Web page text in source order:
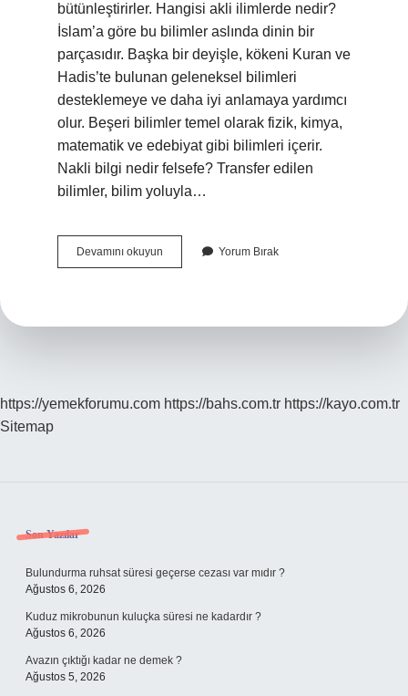
bütünleştirirler. Hangisi akli ilimlerde nedir?
İslam’a göre bu bilimler aslında dinin bir
parçasıdır. Başka bir deyişle, kökeni Kuran ve
Hadis’te bulunan geleneksel bilimleri
desteklemeye ve daha iyi anlamaya yardımcı
olur. Beşeri bilimler temel olarak fizik, kimya,
matematik ve edebiyat gibi bilimleri içerir.
Nakli bilgi nedir felsefe? Transfer edilen
bilimler, bilim yoluyla…
Devamını okuyun
Ve
Yorum Bırak
https://yemekforumu.com https://bahs.com.tr https://kayo.com.tr
Sitemap
Sidebar
Son Yazılar
Bulundurma ruhsat süresi geçerse cezası var mıdır ?
Ağustos 6, 2026
Kuduz mikrobunun kuluçka süresi ne kadardır ?
Ağustos 6, 2026
Avazın çıktığı kadar ne demek ?
Ağustos 5, 2026